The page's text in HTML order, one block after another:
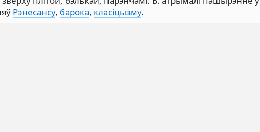
Рэнесансу, барока, класіцызму.